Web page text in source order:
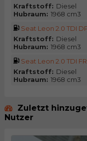
Kraftstoff: Diesel
Hubraum: 1968 cm3
Seat Leon 2.0 TDI
Kraftstoff: Diesel
Hubraum: 1968 cm3
Seat Leon 2.0 TDI FR
Kraftstoff: Diesel
Hubraum: 1968 cm3
Zuletzt
Nutzer